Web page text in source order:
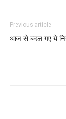
Previous article
आज से बदल गए ये